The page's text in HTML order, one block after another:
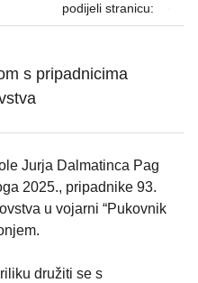
podijeli stranicu:
s pripadnicima
Jurja Dalmatinca Pag
2025., pripadnike 93.
u vojarni “Pukovnik
družiti se s